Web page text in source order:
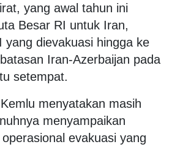
yang awal tahun ini
Besar RI untuk Iran,
yang dievakuasi hingga ke
Iran-Azerbaijan pada
setempat.
menyatakan masih
menyampaikan
evakuasi yang